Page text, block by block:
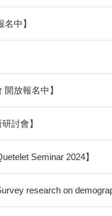
中】
開放報名中】
討會】
Seminar 2024】
research on